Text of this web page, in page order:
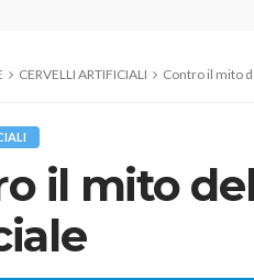
CERVELLI ARTIFICIALI Contro il mito
il mito